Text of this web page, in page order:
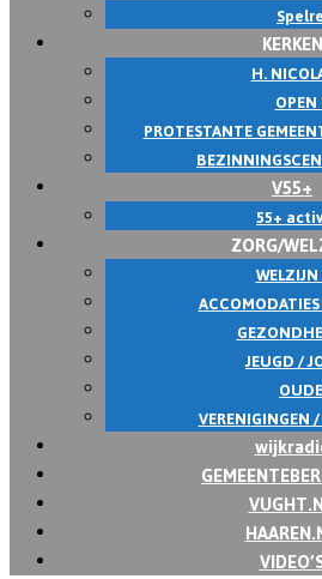
KERKEN
H.
OPEN
PROTESTANTE
V55+
55+
ZORG/
JEUGD /
VERENIGINGEN